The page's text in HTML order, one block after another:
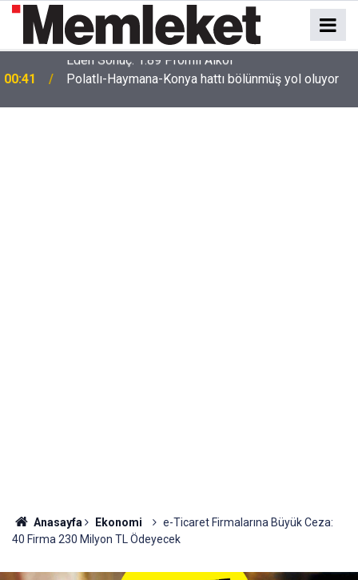
00:41 Polatlı-Haymana-Konya hattı bölünmüş yol oluyor
Anasayfa Ekonomi
e-Ticaret Firmalarına Büyük Ceza:
40 Firma 230 Milyon TL Ödeyecek